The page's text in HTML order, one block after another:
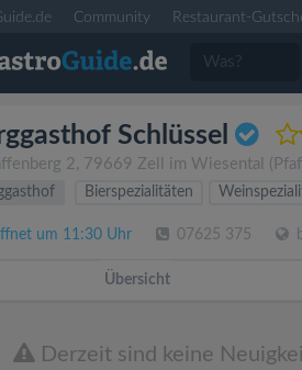
Community Restaurant-
Schlüssel
2, 79669 Zell im Wiesental
Bierspezialitäten
um 11:30 Uhr 07625 375
Übersicht
Derzeit sind keine